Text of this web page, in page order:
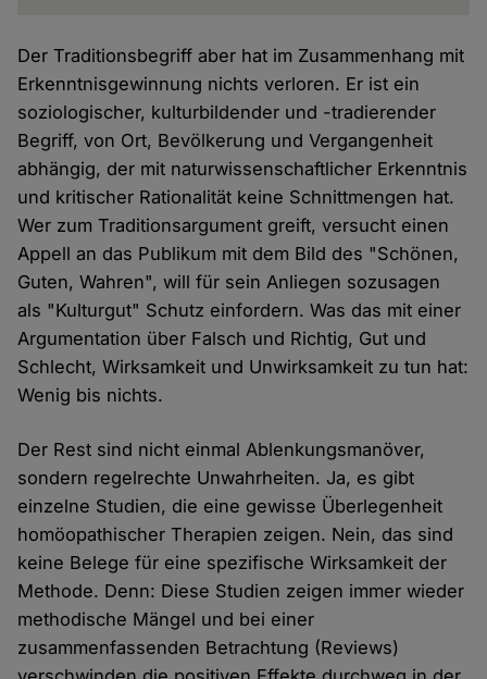
Der Traditionsbegriff aber hat im Zusammenhang mit
Erkenntnisgewinnung nichts verloren. Er ist ein
soziologischer, kulturbildender und -tradierender
Begriff, von Ort, Bevölkerung und Vergangenheit
abhängig, der mit naturwissenschaftlicher Erkenntnis
und kritischer Rationalität keine Schnittmengen hat.
Wer zum Traditionsargument greift, versucht einen
Appell an das Publikum mit dem Bild des "Schönen,
Guten, Wahren", will für sein Anliegen sozusagen
als "Kulturgut" Schutz einfordern. Was das mit einer
Argumentation über Falsch und Richtig, Gut und
Schlecht, Wirksamkeit und Unwirksamkeit zu tun hat:
Wenig bis nichts.
Der Rest sind nicht einmal Ablenkungsmanöver,
sondern regelrechte Unwahrheiten. Ja, es gibt
einzelne Studien, die eine gewisse Überlegenheit
homöopathischer Therapien zeigen. Nein, das sind
keine Belege für eine spezifische Wirksamkeit der
Methode. Denn: Diese Studien zeigen immer wieder
methodische Mängel und bei einer
zusammenfassenden Betrachtung (Reviews)